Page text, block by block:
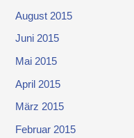
August 2015
Juni 2015
Mai 2015
April 2015
März 2015
Februar 2015